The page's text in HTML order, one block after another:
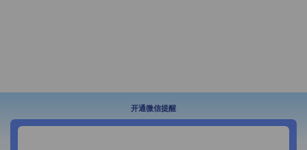
开通微信提醒